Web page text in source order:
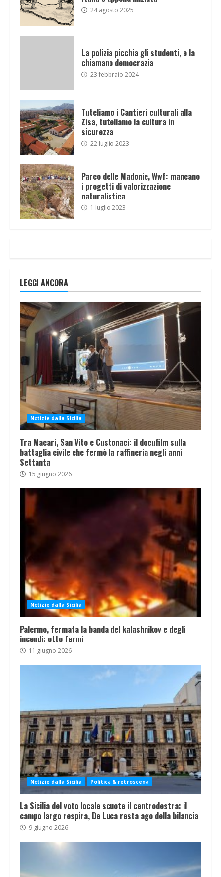
24 agosto 2025
La polizia picchia gli studenti, e la
chiamano democrazia
23 febbraio 2024
Tuteliamo i Cantieri culturali alla
Zisa, tuteliamo la cultura in
sicurezza
22 luglio 2023
Parco delle Madonie, Wwf: mancano
i progetti di valorizzazione
naturalistica
1 luglio 2023
LEGGI ANCORA
Notizie dalla Sicilia
Tra Macari, San Vito e Custonaci: il docufilm sulla
battaglia civile che fermò la raffineria negli anni
Settanta
15 giugno 2026
Notizie dalla Sicilia
Palermo, fermata la banda del kalashnikov e degli
incendi: otto fermi
11 giugno 2026
Notizie dalla Sicilia Politica & retroscena
La Sicilia del voto locale scuote il centrodestra: il
campo largo respira, De Luca resta ago della bilancia
9 giugno 2026